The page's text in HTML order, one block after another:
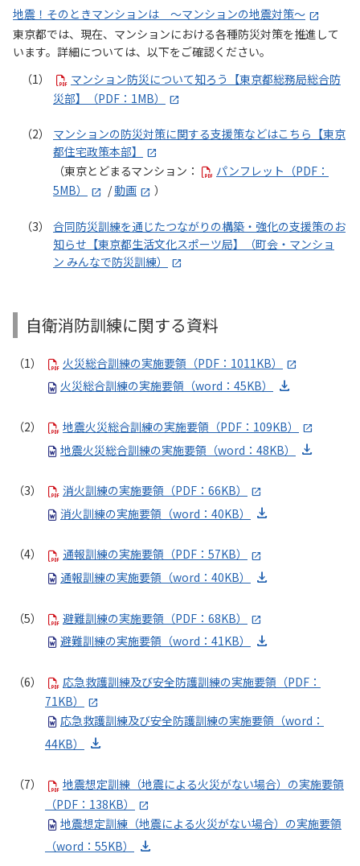
地震！そのときマンションは ～マンションの地震対策～
東京都では、現在、マンションにおける各種防災対策を推進して
います。詳細については、以下をご確認ください。
マンション防災について知ろう【東京都総務局総合防
災部】（PDF：1MB）
マンションの防災対策に関する支援策などはこちら【東京
都住宅政策本部】
（東京とどまるマンション：
パンフレット（PDF：
5MB）
/動画 ）
合同防災訓練を通じたつながりの構築・強化の支援策のお
知らせ【東京都生活文化スポーツ局】（町会・マンショ
ン みんなで防災訓練）
自衛消防訓練に関する資料
火災総合訓練の実施要領（PDF：1011KB）
火災総合訓練の実施要領（word：45KB）
地震火災総合訓練の実施要領（PDF：109KB）
地震火災総合訓練の実施要領（word：48KB）
消火訓練の実施要領（PDF：66KB）
消火訓練の実施要領（word：40KB）
通報訓練の実施要領（PDF：57KB）
通報訓練の実施要領（word：40KB）
避難訓練の実施要領（PDF：68KB）
避難訓練の実施要領（word：41KB）
応急救護訓練及び安全防護訓練の実施要領（PDF：
71KB）
応急救護訓練及び安全防護訓練の実施要領（word：
44KB）
地震想定訓練（地震による火災がない場合）の実施要領
（PDF：138KB）
地震想定訓練（地震による火災がない場合）の実施要領
（word：55KB）